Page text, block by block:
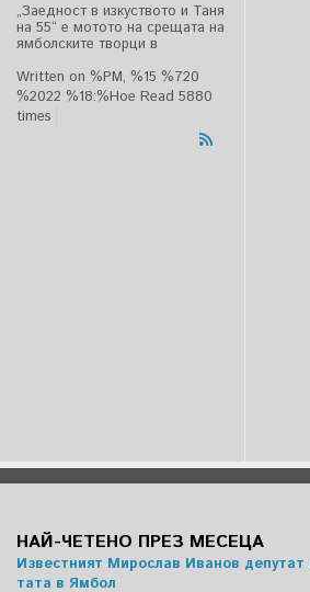
„Заедност в изкуството и Таня
на 55“ е мотото на срещата на
ямболските творци в
Written on %PM, %15 %720
%2022 %18:%Ное Read 5880
times
НАЙ-ЧЕТЕНО ПРЕЗ МЕСЕЦА
Известният Мирослав Иванов
тата в Ямбол